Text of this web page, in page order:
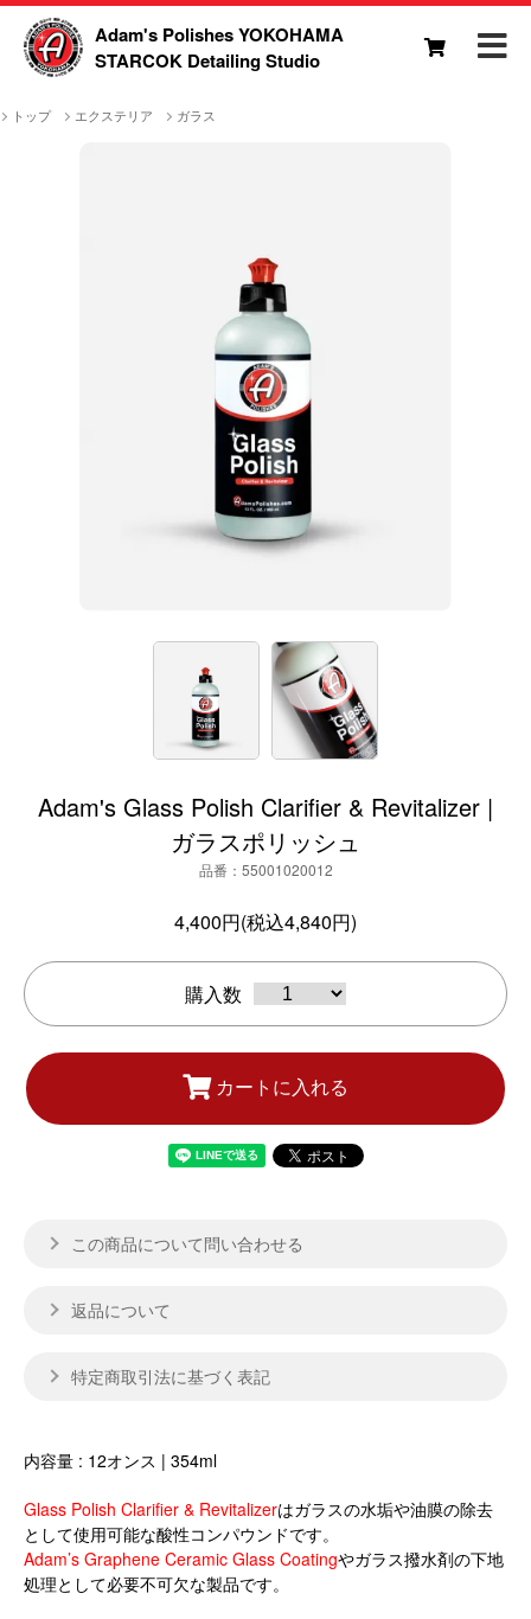
Adam's Polishes YOKOHAMA
STARCOK Detailing Studio
トップ エクステリア ガラス
Adam's Glass Polish Clarifier & Revitalizer |
ガラスポリッシュ
品番：55001020012
4,400円(税込4,840円)
購入数
カートに入れる
この商品について問い合わせる
返品について
特定商取引法に基づく表記
内容量 : 12オンス | 354ml
Glass Polish Clarifier & Revitalizerはガラスの水垢や油膜の除去
として使用可能な酸性コンパウンドです。
Adam’s Graphene Ceramic Glass Coatingやガラス撥水剤の下地
処理として必要不可欠な製品です。